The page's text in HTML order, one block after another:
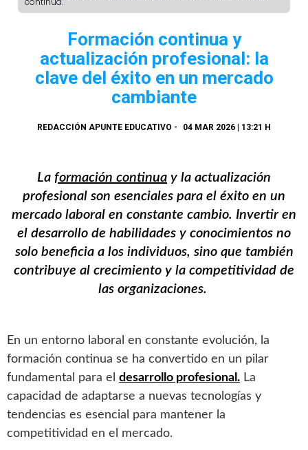
Formación continua y
actualización profesional: la
clave del éxito en un mercado
cambiante
REDACCIÓN APUNTE EDUCATIVO - 04 MAR 2026 | 13:21 H
La formación continua y la actualización
profesional son esenciales para el éxito en un
mercado laboral en constante cambio. Invertir en
el desarrollo de habilidades y conocimientos no
solo beneficia a los individuos, sino que también
contribuye al crecimiento y la competitividad de
las organizaciones.
En un entorno laboral en constante evolución, la
formación continua se ha convertido en un pilar
fundamental para el desarrollo profesional. La
capacidad de adaptarse a nuevas tecnologías y
tendencias es esencial para mantener la
competitividad en el mercado.